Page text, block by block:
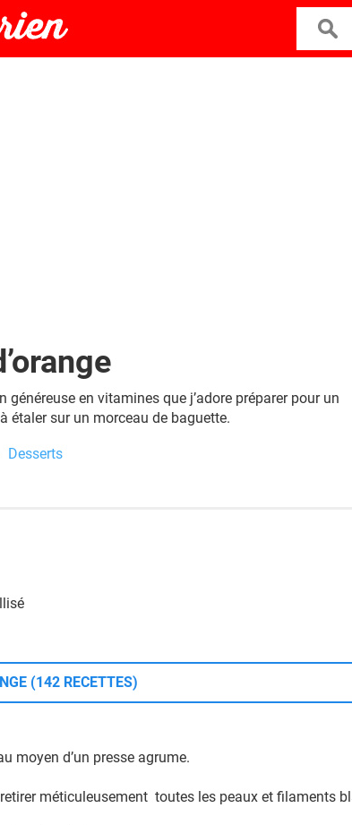
généreuse en vitamines que j’adore préparer pour un
étaler sur un morceau de baguette.
Desserts
(142 RECETTES)
moyen d’un presse agrume.
méticuleusement toutes les peaux et filaments